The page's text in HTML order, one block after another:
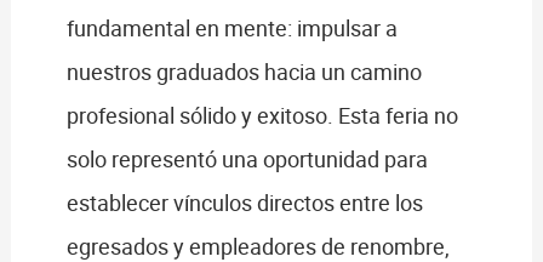
fundamental en mente: impulsar a
nuestros graduados hacia un camino
profesional sólido y exitoso. Esta feria no
solo representó una oportunidad para
establecer vínculos directos entre los
egresados y empleadores de renombre,